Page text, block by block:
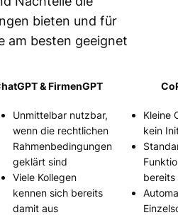
bieten und für
am besten geeignet
& FirmenGPT
Unmittelbar nutzbar,
wenn die rechtlichen
Rahmenbedingungen
geklärt sind
Viele Kollegen
kennen sich bereits
damit aus
Kleine
kein